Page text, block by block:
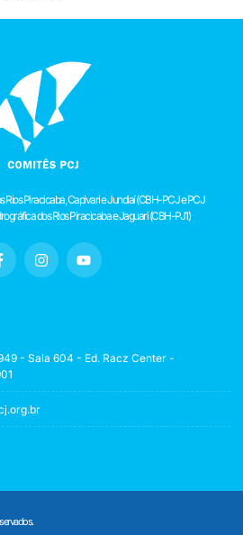
Rios Piracicaba, Capivari e Jundiaí (CBH-PCJ e PCJ
dos Rios Piracicaba e Jaguari (CBH-PJ1)
- Sala 604 - Ed. Racz Center -